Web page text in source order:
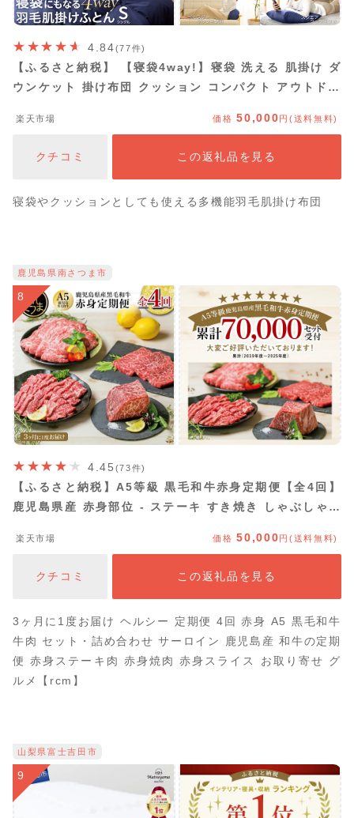
4.84(77件)
【ふるさと納税】 【寝袋4way!】寝袋 洗える 肌掛け ダ
ウンケット 掛け布団 クッション コンパクト アウトドア
93% ネイビー ブラウン グレー 車中泊 防災 日本製 キャ
楽天市場 価格50,000円(送料無料)
クチコミ この返礼品を見る
寝袋やクッションとしても使える多機能羽毛肌掛け布団
鹿児島県南さつま市
8
4.45 (73件)
【ふるさと納税】A5等級 黒毛和牛赤身定期便【全4回】
鹿児島県産 赤身部位 - ステーキ すき焼き しゃぶしゃぶ
国産 牛肉 定期配送 カミチク 南さつま市 送料無料
楽天市場 価格50,000円(送料無料)
クチコミ この返礼品を見る
3ヶ月に1度お届け ヘルシー 定期便 4回 赤身 A5 黒毛和牛
牛肉 セット・詰め合わせ サーロイン 鹿児島産 和牛の定期
便 赤身ステーキ肉 赤身焼肉 赤身スライス お取り寄せ グ
ルメ【rcm】
山梨県富士吉田市
9